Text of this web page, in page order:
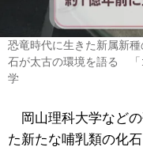
恐竜時代に生きた新属新
石が太古の環境を語る 「
学
岡山理科大学などの
た新たな哺乳類の化